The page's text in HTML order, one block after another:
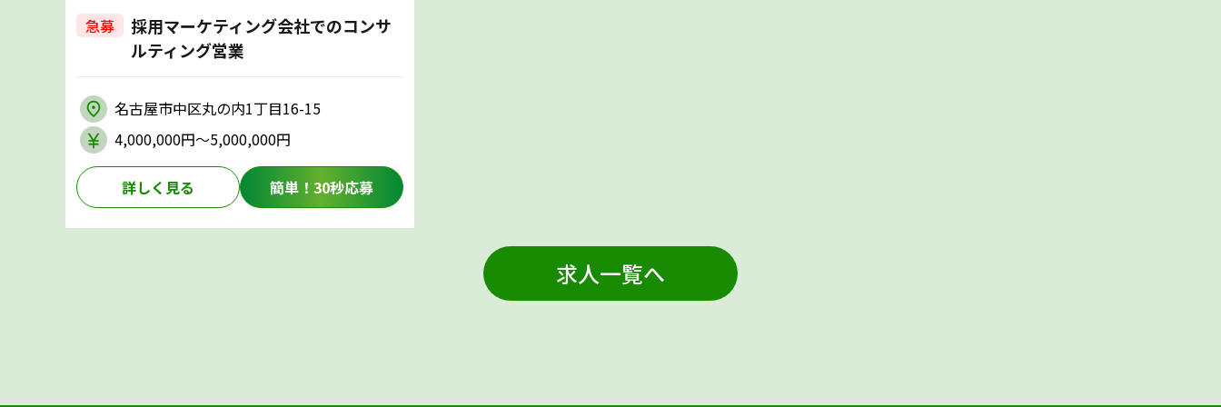
急募
採用マーケティング会社でのコンサ
ルティング営業
名古屋市中区丸の内1丁目16-15
4,000,000円〜5,000,000円
詳しく見る 簡単！30秒応募
求人一覧へ